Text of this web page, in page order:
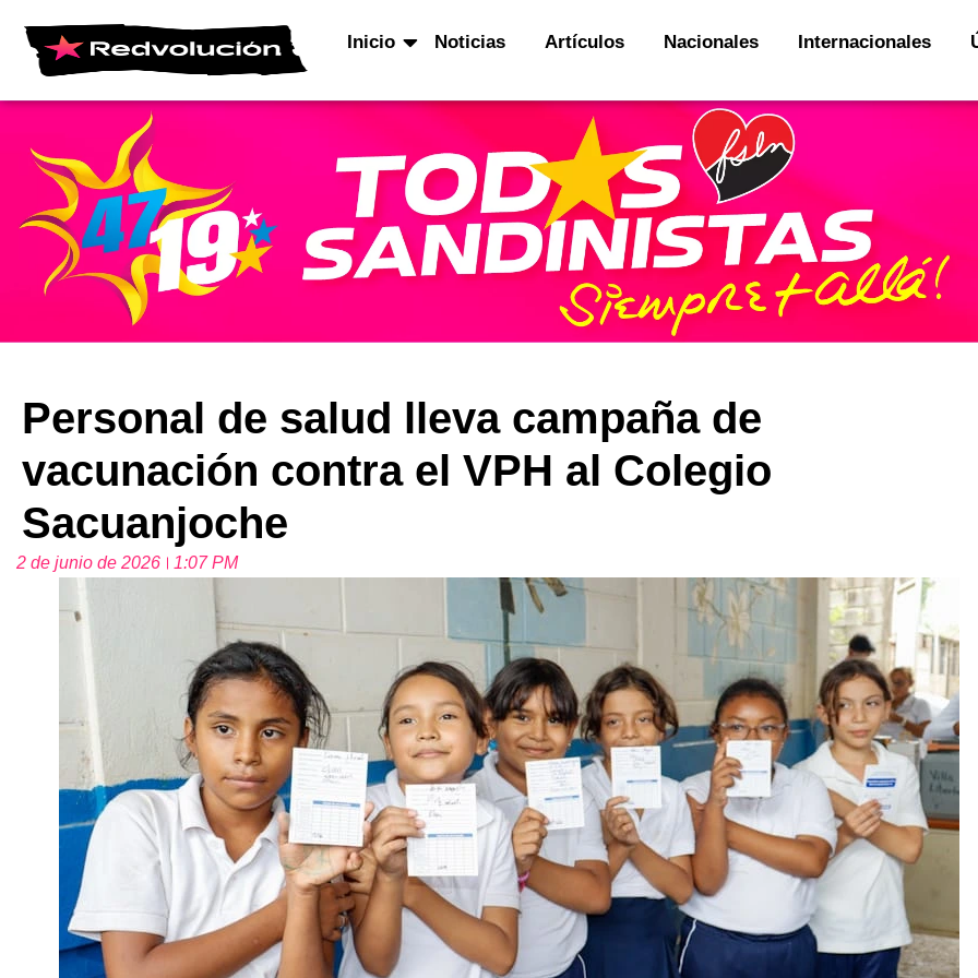
Inicio Noticias Artículos Nacionales Internacionales
Personal de salud lleva campaña de
vacunación contra el VPH al Colegio
Sacuanjoche
2 de junio de 2026 1:07 PM